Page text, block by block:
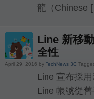
龍（Chinese
Line 新移
全性
April 29, 2016 by TechNews 3C
Line 宣布採
Line 帳號從